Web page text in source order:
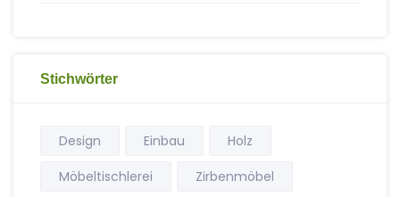
Stichwörter
Design Einbau
Holz
Möbeltischlerei
Zirbenmöbel